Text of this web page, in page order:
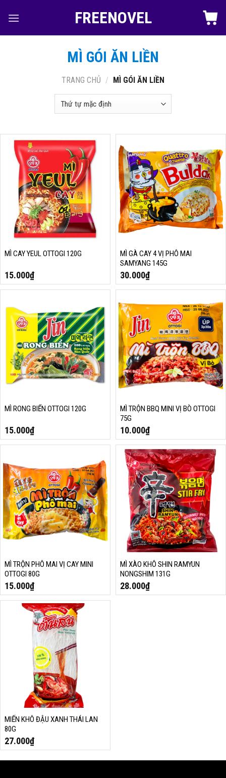
FREENOVEL
MÌ GÓI ĂN LIỀN
TRANG CHỦ / MÌ GÓI ĂN LIỀN
MÌ CAY YEUL OTTOGI 120G
15.000₫
MÌ GÀ CAY 4 VỊ PHÔ MAI
SAMYANG 145G
30.000₫
MÌ RONG BIỂN OTTOGI 120G
15.000₫
MÌ TRỘN BBQ MINI VỊ BÒ OTTOGI
75G
10.000₫
MÌ TRỘN PHÔ MAI VỊ CAY MINI
OTTOGI 80G
15.000₫
MÌ XÀO KHÔ SHIN RAMYUN
NONGSHIM 131G
28.000₫
MIẾN KHÔ ĐẬU XANH THÁI LAN
80G
27.000₫